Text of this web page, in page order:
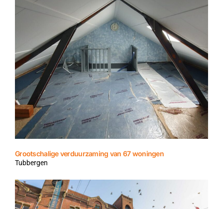
Grootschalige verduurzaming van 67 woningen
Tubbergen